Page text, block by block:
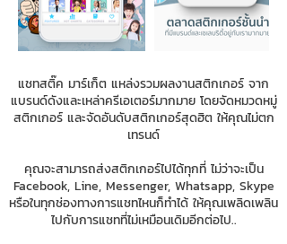
แชทสติ๊ค มาร์เก็ต แหล่งรวมผลงานสติกเกอร์ จาก
แบรนด์ดังและเหล่าครีเอเตอร์มากมาย โดยจัดหมวดหมู่
สติกเกอร์ และจัดอันดับสติกเกอร์สุดฮิต ให้คุณไม่ตก
เทรนด์
คุณจะสามารถส่งสติกเกอร์ไปได้ทุกที่ ไม่ว่าจะเป็น
Facebook, Line, Messenger, Whatsapp, Skype
หรือในทุกช่องทางการแชทไหนก็ทำได้ ให้คุณเพลิดเพลิน
ไปกับการแชทที่ไม่เหมือนเดิมอีกต่อไป..